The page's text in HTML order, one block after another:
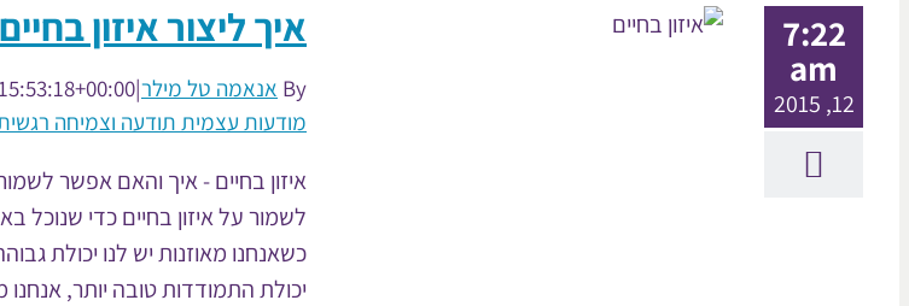
7:22
am
12, 2015
איך ליצור איזון
By אנאמה טל מילר|
מודעות עצמית תודעה וצמיחה
איזון בחיים - איך והאם אפשר
לשמור על איזון בחיים כדי שנוכל
כשאנחנו מאוזנות יש לנו יכולת
יכולת התמודדות טובה יותר,